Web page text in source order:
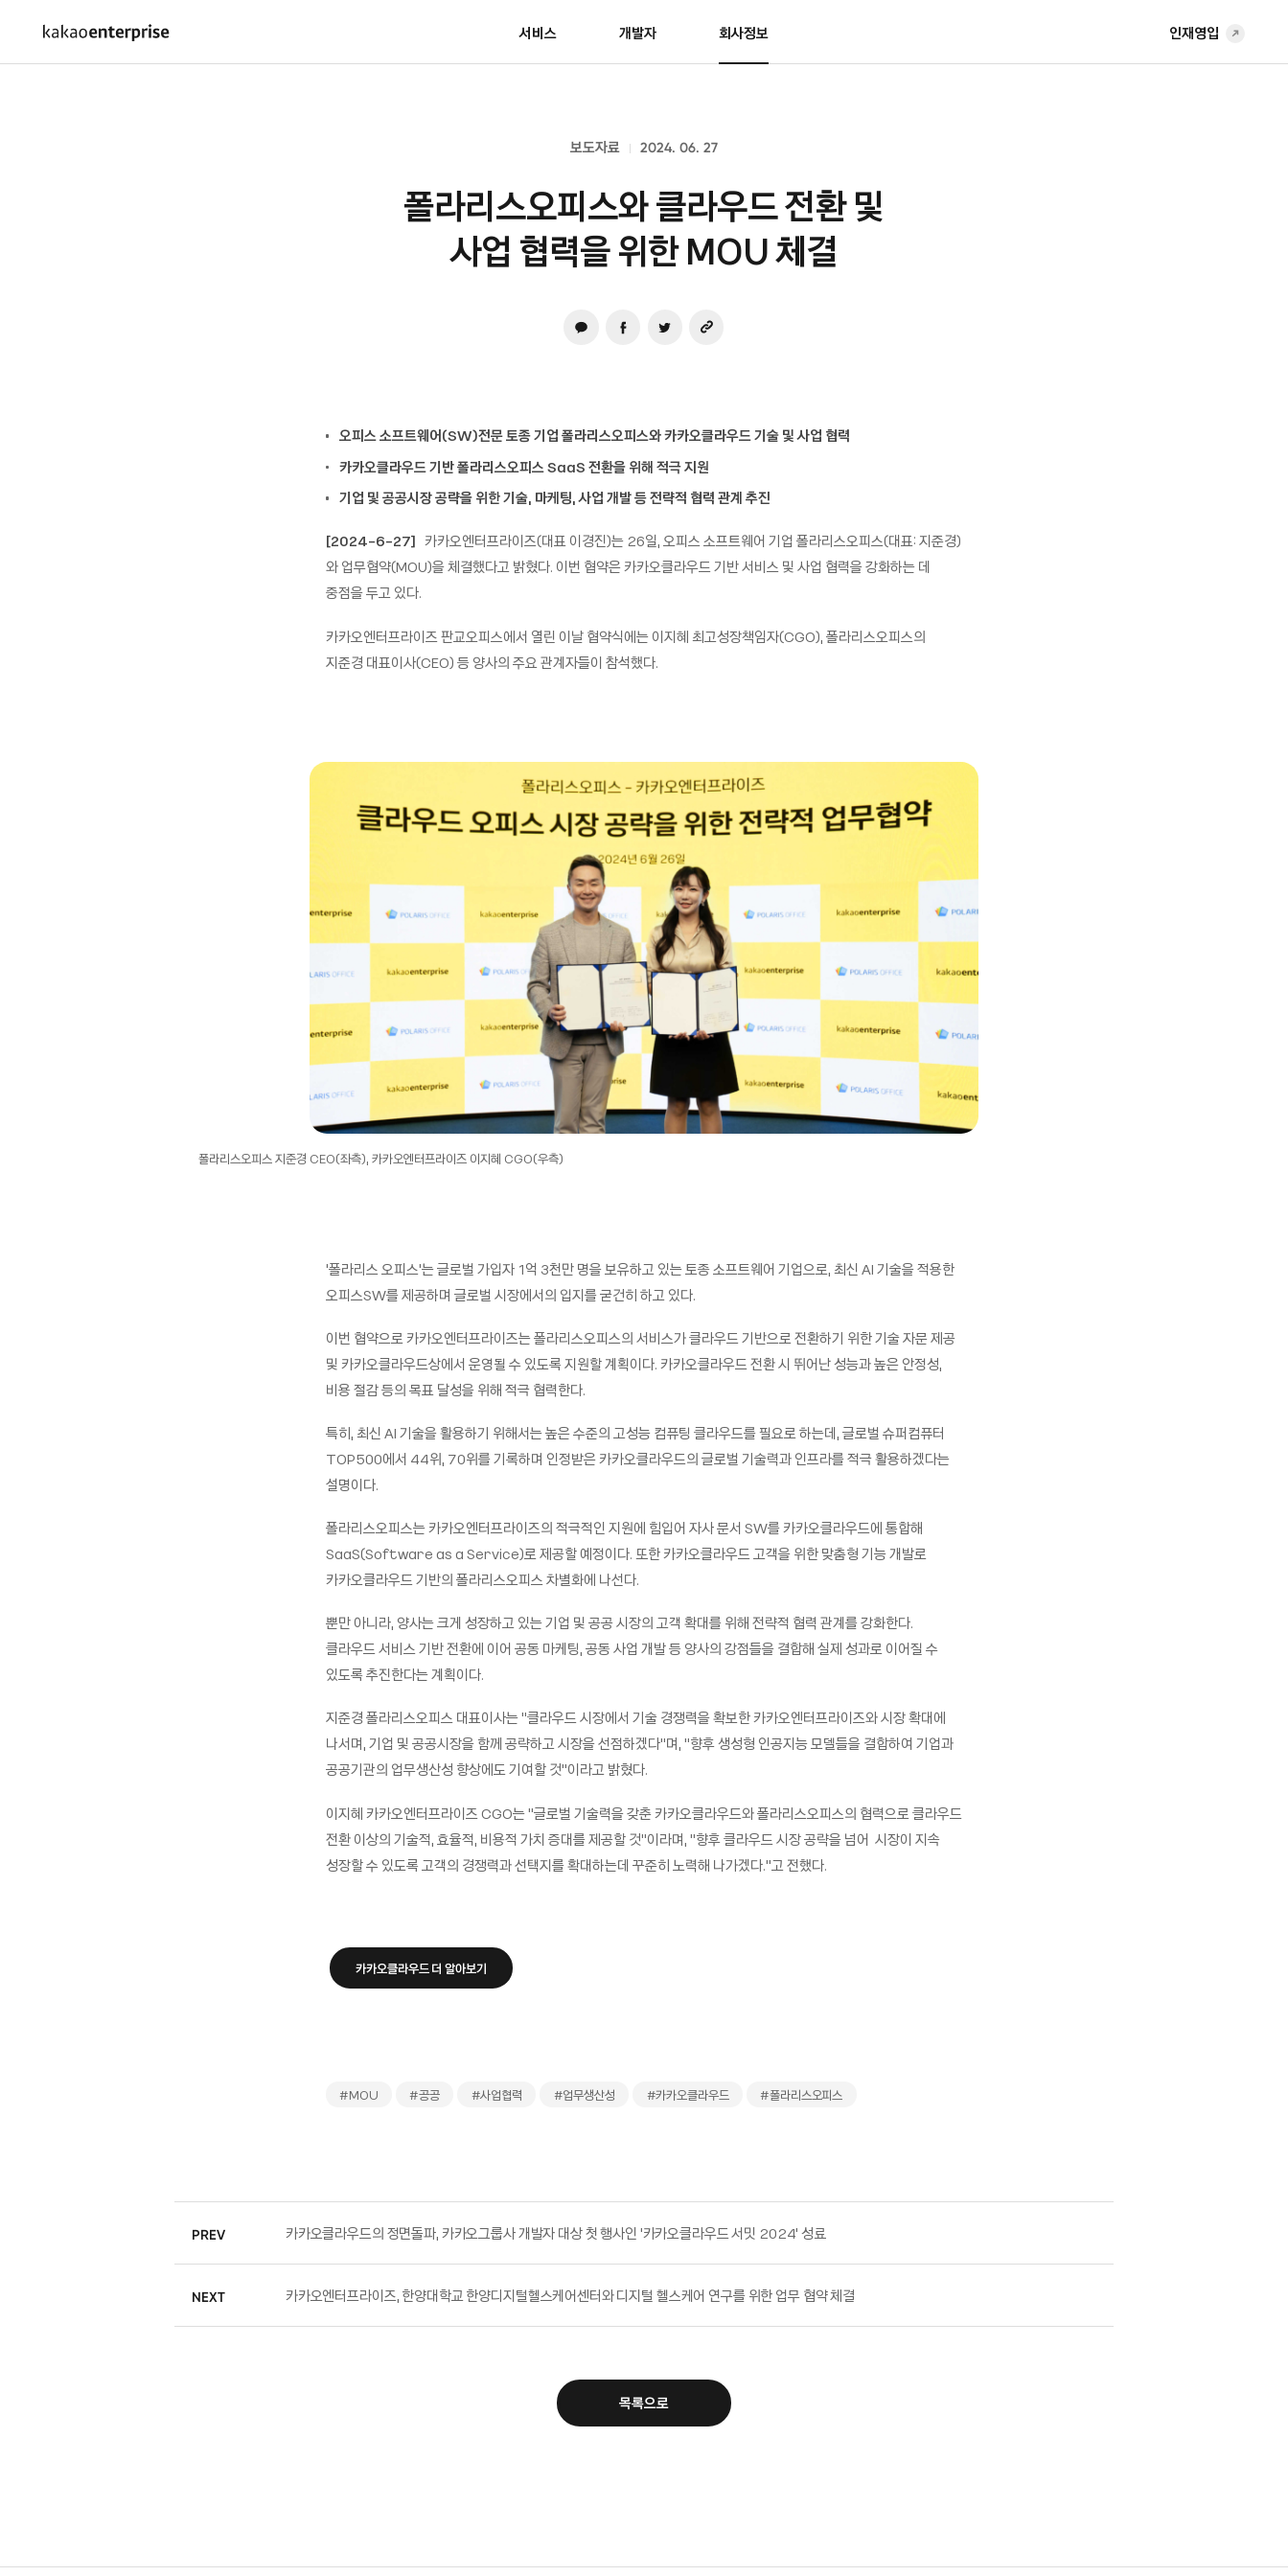
서비스 개발자 회사정보 인재영입
보도자료 2024. 06. 27
폴라리스오피스와 클라우드 전환 및
사업 협력을 위한 MOU 체결
오피스 소프트웨어(SW)전문 토종 기업 폴라리스오피스와 카카오클라우드 기술 및 사업 협력
카카오클라우드 기반 폴라리스오피스 SaaS 전환을 위해 적극 지원
기업 및 공공시장 공략을 위한 기술, 마케팅, 사업 개발 등 전략적 협력 관계 추진
[2024-6-27] 카카오엔터프라이즈(대표 이경진)는 26일, 오피스 소프트웨어 기업 폴라리스오피스(대표: 지준경)
와 업무협약(MOU)을 체결했다고 밝혔다. 이번 협약은 카카오클라우드 기반 서비스 및 사업 협력을 강화하는 데
중점을 두고 있다.
카카오엔터프라이즈 판교오피스에서 열린 이날 협약식에는 이지혜 최고성장책임자(CGO), 폴라리스오피스의
지준경 대표이사(CEO) 등 양사의 주요 관계자들이 참석했다.
폴라리스오피스 지준경 CEO(좌측), 카카오엔터프라이즈 이지혜 CGO(우측)
‘폴라리스 오피스’는 글로벌 가입자 1억 3천만 명을 보유하고 있는 토종 소프트웨어 기업으로, 최신 AI 기술을 적용한
오피스SW를 제공하며 글로벌 시장에서의 입지를 굳건히 하고 있다.
이번 협약으로 카카오엔터프라이즈는 폴라리스오피스의 서비스가 클라우드 기반으로 전환하기 위한 기술 자문 제공
및 카카오클라우드상에서 운영될 수 있도록 지원할 계획이다. 카카오클라우드 전환 시 뛰어난 성능과 높은 안정성,
비용 절감 등의 목표 달성을 위해 적극 협력한다.
특히, 최신 AI 기술을 활용하기 위해서는 높은 수준의 고성능 컴퓨팅 클라우드를 필요로 하는데, 글로벌 슈퍼컴퓨터
TOP500에서 44위, 70위를 기록하며 인정받은 카카오클라우드의 글로벌 기술력과 인프라를 적극 활용하겠다는
설명이다.
폴라리스오피스는 카카오엔터프라이즈의 적극적인 지원에 힘입어 자사 문서 SW를 카카오클라우드에 통합해
SaaS(Software as a Service)로 제공할 예정이다. 또한 카카오클라우드 고객을 위한 맞춤형 기능 개발로
카카오클라우드 기반의 폴라리스오피스 차별화에 나선다.
뿐만 아니라, 양사는 크게 성장하고 있는 기업 및 공공 시장의 고객 확대를 위해 전략적 협력 관계를 강화한다.
클라우드 서비스 기반 전환에 이어 공동 마케팅, 공동 사업 개발 등 양사의 강점들을 결합해 실제 성과로 이어질 수
있도록 추진한다는 계획이다.
지준경 폴라리스오피스 대표이사는 “클라우드 시장에서 기술 경쟁력을 확보한 카카오엔터프라이즈와 시장 확대에
나서며, 기업 및 공공시장을 함께 공략하고 시장을 선점하겠다”며, “향후 생성형 인공지능 모델들을 결합하여 기업과
공공기관의 업무생산성 향상에도 기여할 것”이라고 밝혔다.
이지혜 카카오엔터프라이즈 CGO는 “글로벌 기술력을 갖춘 카카오클라우드와 폴라리스오피스의 협력으로 클라우드
전환 이상의 기술적, 효율적, 비용적 가치 증대를 제공할 것”이라며, “향후 클라우드 시장 공략을 넘어 시장이 지속
성장할 수 있도록 고객의 경쟁력과 선택지를 확대하는데 꾸준히 노력해 나가겠다.”고 전했다.
카카오클라우드 더 알아보기
#MOU #공공 #사업협력 #업무생산성 #카카오클라우드 #폴라리스오피스
PREV 카카오클라우드의 정면돌파, 카카오그룹사 개발자 대상 첫 행사인 ‘카카오클라우드 서밋 2024’ 성료
NEXT 카카오엔터프라이즈, 한양대학교 한양디지털헬스케어센터와 디지털 헬스케어 연구를 위한 업무 협약 체결
목록으로